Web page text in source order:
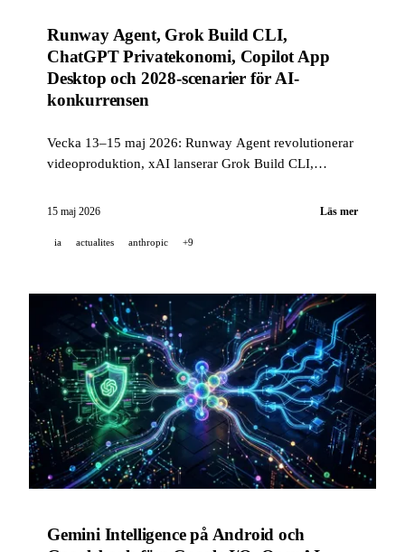
Runway Agent, Grok Build CLI,
ChatGPT Privatekonomi, Copilot App
Desktop och 2028-scenarier för AI-
konkurrensen
Vecka 13–15 maj 2026: Runway Agent revolutionerar
videoproduktion, xAI lanserar Grok Build CLI,
Copilot App i teknisk preview, och Anthropic
15 maj 2026 Läs mer
ia actualites anthropic +9
Gemini Intelligence på Android och